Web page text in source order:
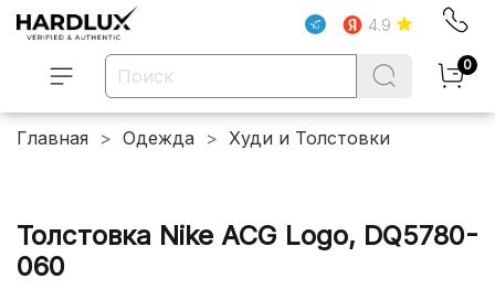
4.9
0
Главная Одежда Худи и Толстовки
Толстовка Nike ACG Logo, DQ5780-
060